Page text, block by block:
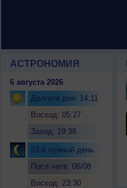
АСТРОНОМИЯ
6 августа 2026
Долгота дня: 14:11
Восход: 05:27
Заход: 19:38
23-й лунный день
Посл.четв. 06/08
Восход: 23:30